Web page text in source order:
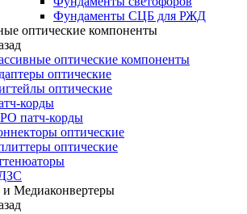
Фундаменты СЦБ для РЖД
оптические компоненты
оптические компоненты
оптические
оптические
корды
патч-корды
оптические
оптические
Медиаконвертеры